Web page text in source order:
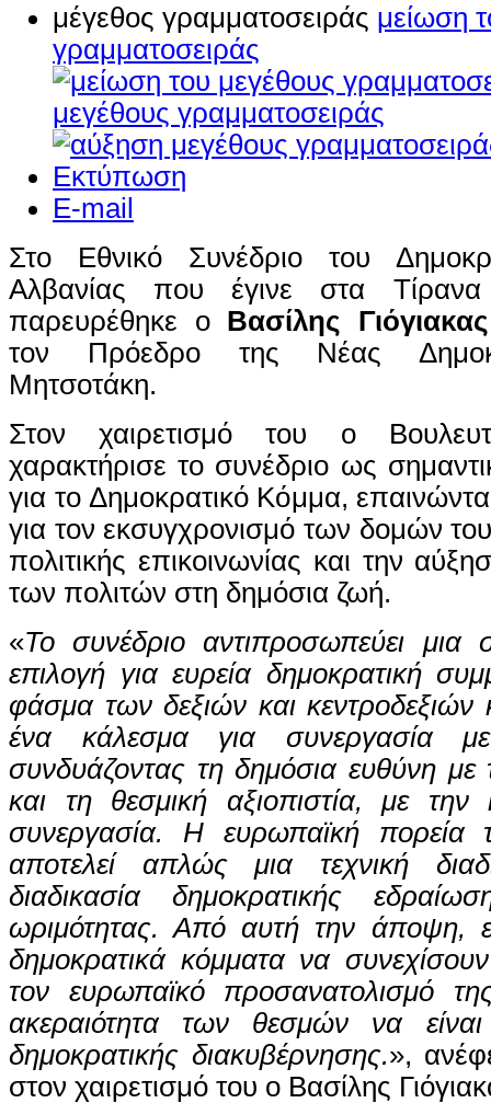
μέγεθος γραμματοσειράς μείωση
γραμματοσειράς
μεγέθους γραμματοσειράς
Εκτύπωση
E-mail
Στο Εθνικό Συνέδριο του
Αλβανίας που έγινε στα
παρευρέθηκε ο Βασίλης Γιόγιακας
τον Πρόεδρο της Νέας
Μητσοτάκη.
Στον χαιρετισμό του ο
χαρακτήρισε το συνέδριο ως
για το Δημοκρατικό Κόμμα,
για τον εκσυγχρονισμό των δομών
πολιτικής επικοινωνίας και την
των πολιτών στη δημόσια ζωή.
«Το συνέδριο αντιπροσωπεύει μια
επιλογή για ευρεία δημοκρατική
φάσμα των δεξιών και κεντροδεξιών
ένα κάλεσμα για συνεργασία
συνδυάζοντας τη δημόσια ευθύνη με
και τη θεσμική αξιοπιστία, με την
συνεργασία. Η ευρωπαϊκή πορεία
αποτελεί απλώς μια τεχνική
διαδικασία δημοκρατικής
ωριμότητας. Από αυτή την άποψη,
δημοκρατικά κόμματα να
τον ευρωπαϊκό προσανατολισμό
ακεραιότητα των θεσμών να
δημοκρατικής διακυβέρνησης.»,
στον χαιρετισμό του ο Βασίλης